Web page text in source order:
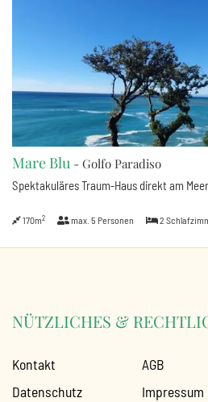
Mare Blu - Golfo Paradiso
Spektakuläres Traum-Haus direkt am
170m2 max. 5 Personen 2
NÜTZLICHES &
Kontakt
Datenschutz
AGB
Impressum